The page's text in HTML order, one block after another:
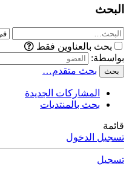
البحث
بحث بالعناوين فقط
بواسطة:
بحث بحث متقدم…
المشاركات الجديدة
بحث بالمنتديات
قائمة
تسجيل الدخول
تسجيل